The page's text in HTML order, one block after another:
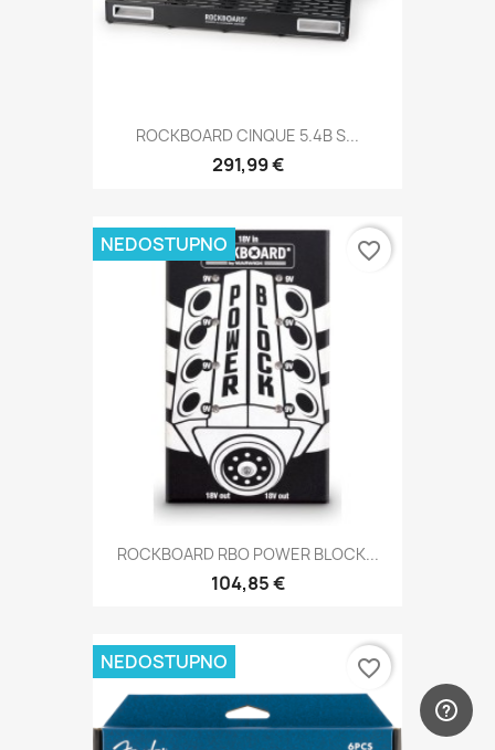
ROCKBOARD CINQUE 5.4B S...
291,99 €
ROCKBOARD RBO POWER BLOCK...
104,85 €
NEDOSTUPNO favorite_border
NEDOSTUPNO favorite_border